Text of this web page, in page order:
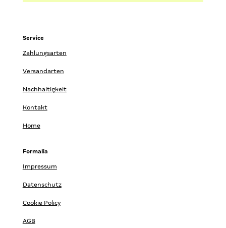
Service
Zahlungsarten
Versandarten
Nachhaltigkeit
Kontakt
Home
Formalia
Impressum
Datenschutz
Cookie Policy
AGB